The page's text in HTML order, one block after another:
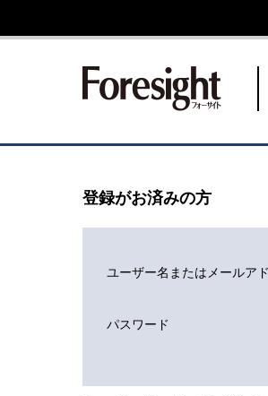
新潮
登録がお済みの方
ユーザー名またはメールア
パスワード